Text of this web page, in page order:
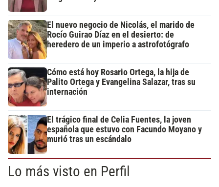
El nuevo negocio de Nicolás, el marido de
Rocío Guirao Díaz en el desierto: de
heredero de un imperio a astrofotógrafo
Cómo está hoy Rosario Ortega, la hija de
Palito Ortega y Evangelina Salazar, tras su
internación
El trágico final de Celia Fuentes, la joven
española que estuvo con Facundo Moyano y
murió tras un escándalo
Lo más visto en Perfil